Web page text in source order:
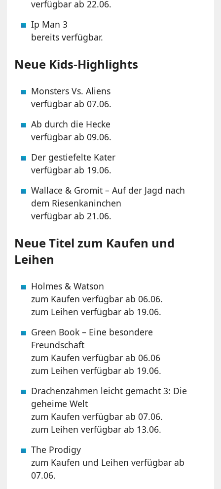
verfügbar ab 22.06.
Ip Man 3
bereits verfügbar.
Neue Kids-Highlights
Monsters Vs. Aliens
verfügbar ab 07.06.
Ab durch die Hecke
verfügbar ab 09.06.
Der gestiefelte Kater
verfügbar ab 19.06.
Wallace & Gromit – Auf der Jagd nach
dem Riesenkaninchen
verfügbar ab 21.06.
Neue Titel zum Kaufen und
Leihen
Holmes & Watson
zum Kaufen verfügbar ab 06.06.
zum Leihen verfügbar ab 19.06.
Green Book – Eine besondere
Freundschaft
zum Kaufen verfügbar ab 06.06
zum Leihen verfügbar ab 19.06.
Drachenzähmen leicht gemacht 3: Die
geheime Welt
zum Kaufen verfügbar ab 07.06.
zum Leihen verfügbar ab 13.06.
The Prodigy
zum Kaufen und Leihen verfügbar ab
07.06.